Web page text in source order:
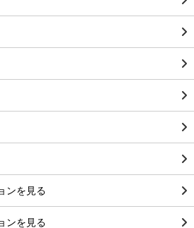
ンを見る
ンを見る